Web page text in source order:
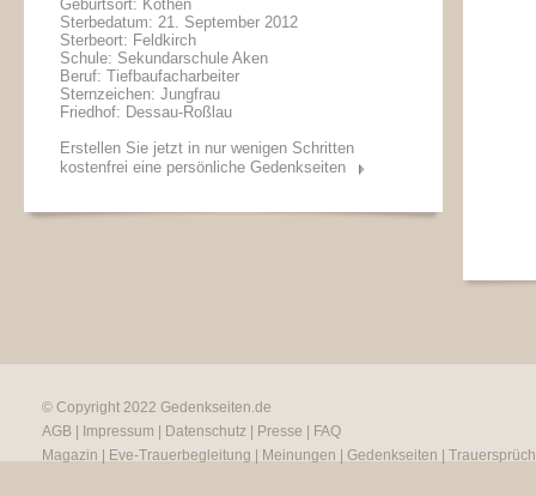
Geburtsort: Köthen
Sterbedatum: 21. September 2012
Sterbeort: Feldkirch
Schule: Sekundarschule Aken
Beruf: Tiefbaufacharbeiter
Sternzeichen: Jungfrau
Friedhof: Dessau-Roßlau
Erstellen Sie jetzt in nur wenigen Schritten
kostenfrei eine persönliche Gedenkseiten
© Copyright 2022 Gedenkseiten.de
AGB
Impressum Datenschutz Presse
FAQ
Magazin
Eve-Trauerbegleitung Meinungen Gedenkseiten